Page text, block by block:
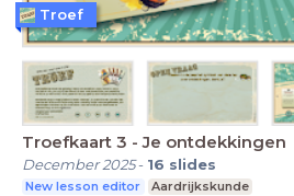
Troefkaart 3 - Je ontdekkingen
December 2025- 16 slides
New lesson editor
Aardrijkskunde
Troef